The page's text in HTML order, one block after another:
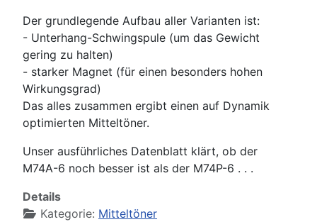
Der grundlegende Aufbau aller Varianten ist:
- Unterhang-Schwingspule (um das Gewicht
gering zu halten)
- starker Magnet (für einen besonders hohen
Wirkungsgrad)
Das alles zusammen ergibt einen auf Dynamik
optimierten Mitteltöner.
Unser ausführliches Datenblatt klärt, ob der
M74A-6 noch besser ist als der M74P-6 . . .
Details
Kategorie: Mitteltöner